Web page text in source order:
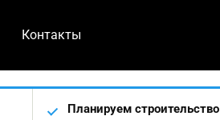
Контакты
Планируем строительство